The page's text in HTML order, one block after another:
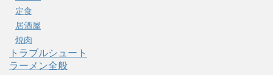
定食
居酒屋
焼肉
トラブルシュート
ラーメン全般